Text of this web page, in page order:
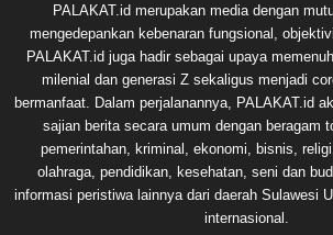
PALAKAT.id merupakan media dengan
mengedepankan kebenaran fungsional,
PALAKAT.id juga hadir sebagai upaya
milenial dan generasi Z sekaligus menjadi
bermanfaat. Dalam perjalanannya, PALAKAT.id
sajian berita secara umum dengan beragam
pemerintahan, kriminal, ekonomi, bisnis,
olahraga, pendidikan, kesehatan, seni dan
informasi peristiwa lainnya dari daerah Sulawesi
internasional.